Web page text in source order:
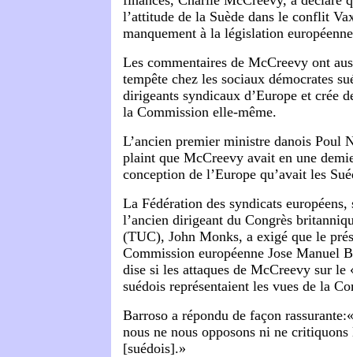
l’attitude de la Suède dans le conflit
manquement à la législation
Les commentaires de McCreevy ont
tempête chez les sociaux démocrates
dirigeants syndicaux d’Europe et crée
la Commission elle-même.
L’ancien premier ministre danois Poul
plaint que McCreevy avait en une
conception de l’Europe qu’avait les
La Fédération des syndicats
l’ancien dirigeant du Congrès
(TUC), John Monks, a exigé que le
Commission européenne Jose Manuel
dise si les attaques de McCreevy sur le
suédois représentaient les vues de la
Barroso a répondu de façon
nous ne nous opposons ni ne
[suédois].»